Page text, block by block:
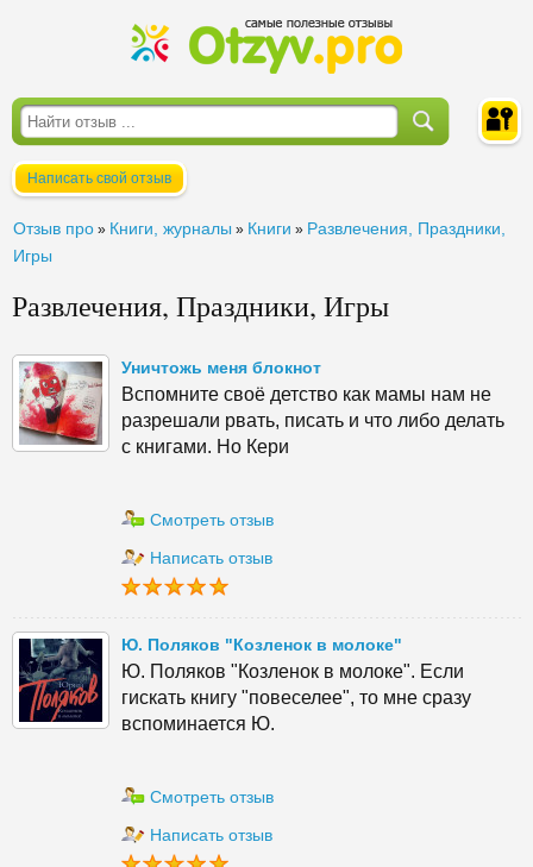
Написать свой отзыв
Отзыв про » Книги, журналы » Книги » Развлечения, Праздники,
Игры
Развлечения, Праздники, Игры
Уничтожь меня блокнот
Вспомните своё детство как мамы нам не
разрешали рвать, писать и что либо делать
с книгами. Но Кери
Смотреть отзыв
Написать отзыв
Ю. Поляков "Козленок в молоке"
Ю. Поляков "Козленок в молоке". Если
гискать книгу "повеселее", то мне сразу
вспоминается Ю.
Смотреть отзыв
Написать отзыв